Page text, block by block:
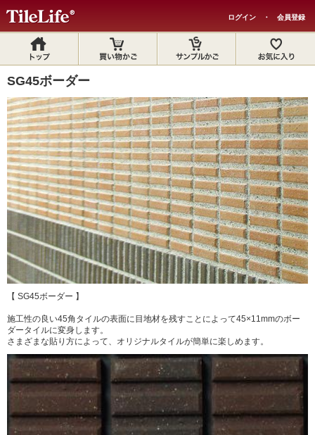
ログイン ・ 会員登録
SG45ボーダー
【 SG45ボーダー 】
施工性の良い45角タイルの表面に目地材を残すことによって45×11mmのボー
ダータイルに変身します。
さまざまな貼り方によって、オリジナルタイルが簡単に楽しめます。